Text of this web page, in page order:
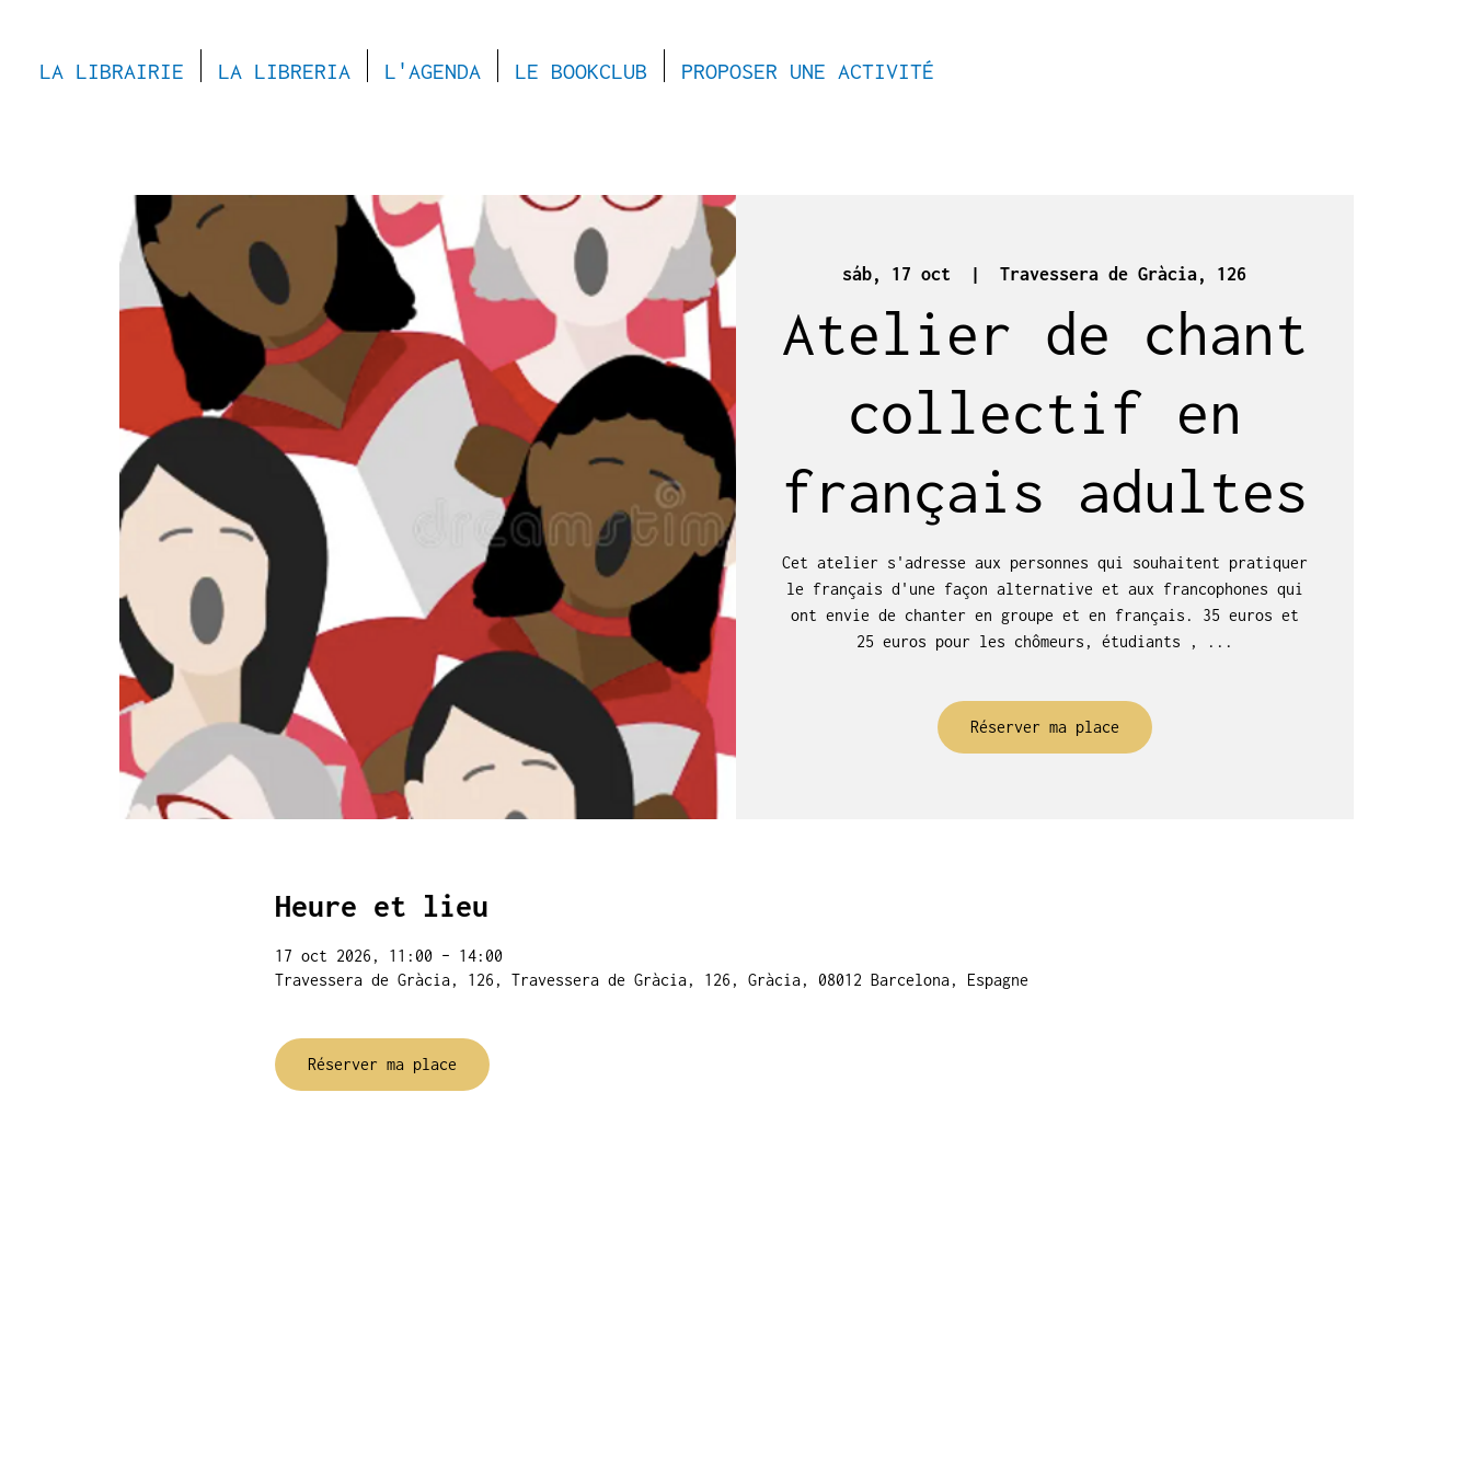
LA LIBRAIRIE LA LIBRERIA L'AGENDA LE BOOKCLUB PROPOSER UNE ACTIVITÉ
sáb, 17 oct
  |
Travessera de Gràcia, 126
Atelier de chant
collectif en
français adultes
Cet atelier s'adresse aux personnes qui souhaitent pratiquer
le français d'une façon alternative et aux francophones qui
ont envie de chanter en groupe et en français. 35 euros et
25 euros pour les chômeurs, étudiants , ...
Réserver ma place
Heure et lieu
17 oct 2026, 11:00 – 14:00
Travessera de Gràcia, 126, Travessera de Gràcia, 126, Gràcia, 08012 Barcelona, Espagne
Réserver ma place